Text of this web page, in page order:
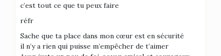
c’est tout ce que tu peux faire
réfr
Sache que ta place dans mon cœur est en sécurité
il n’y a rien qui puisse m’empêcher de t’aimer